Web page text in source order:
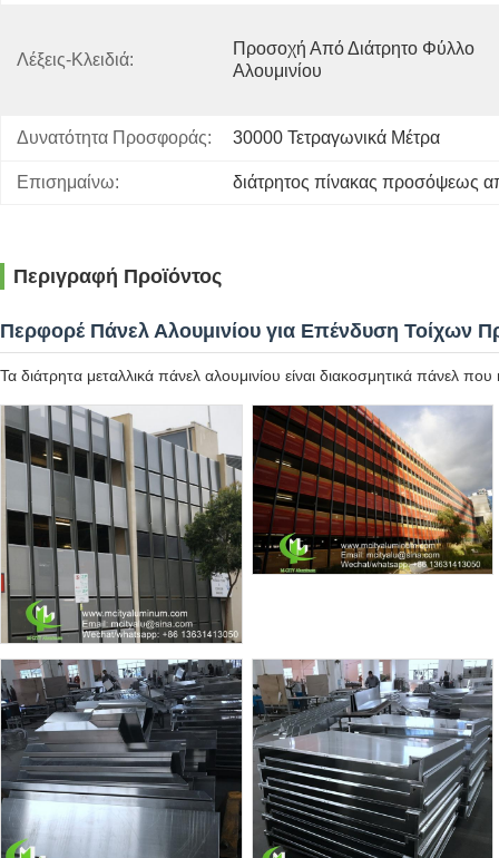
Λέξεις-Κλειδιά:
Προσοχή Από Διάτρητο Φύλλο
Αλουμινίου
Δυνατότητα Προσφοράς: 30000 Τετραγωνικά Μέτρα
Επισημαίνω: διάτρητος πίνακας προσόψεως
Περιγραφή Προϊόντος
Περφορέ Πάνελ Αλουμινίου για Επένδυση Τοίχων
Τα διάτρητα μεταλλικά πάνελ αλουμινίου είναι διακοσμητικά πάνελ